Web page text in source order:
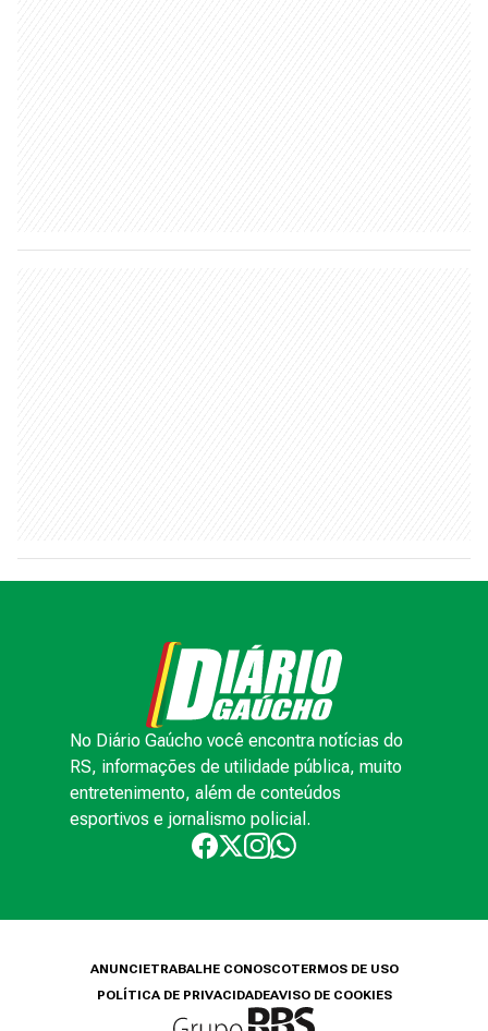
No Diário Gaúcho você encontra notícias do
RS, informações de utilidade pública, muito
entretenimento, além de conteúdos
esportivos e jornalismo policial.
ANUNCIETRABALHE CONOSCOTERMOS DE USO
POLÍTICA DE PRIVACIDADEAVISO DE COOKIES